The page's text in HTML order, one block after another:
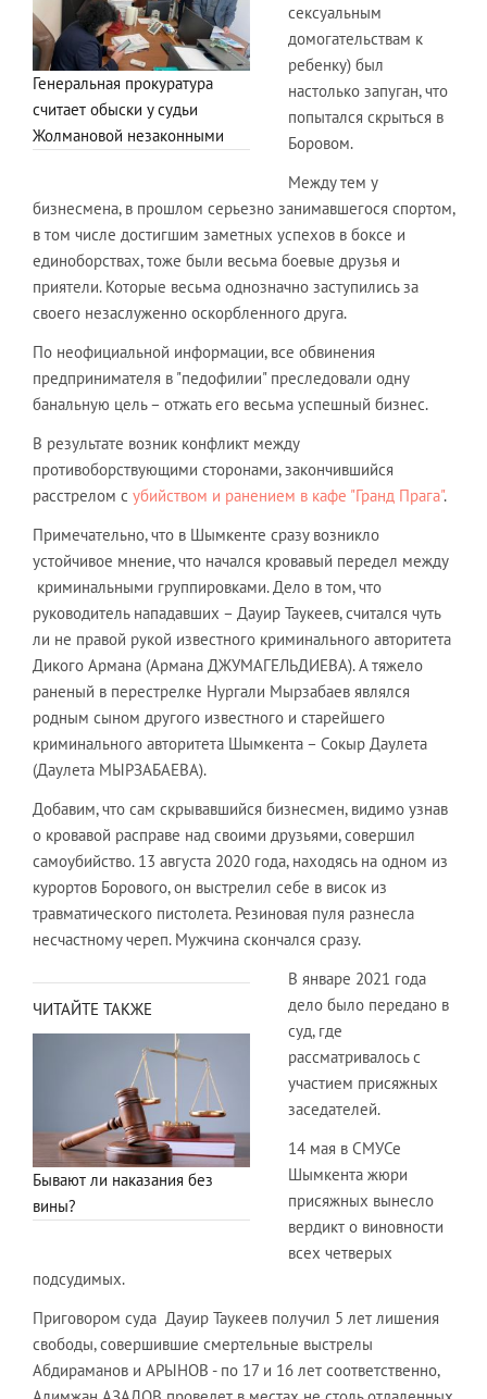
Генеральная прокуратура
считает обыски у судьи
Жолмановой незаконными
сексуальным
домогательствам к
ребенку) был
настолько запуган, что
попытался скрыться в
Боровом.
Между тем у
бизнесмена, в прошлом серьезно занимавшегося спортом,
в том числе достигшим заметных успехов в боксе и
единоборствах, тоже были весьма боевые друзья и
приятели. Которые весьма однозначно заступились за
своего незаслуженно оскорбленного друга.
По неофициальной информации, все обвинения
предпринимателя в "педофилии" преследовали одну
банальную цель – отжать его весьма успешный бизнес.
В результате возник конфликт между
противоборствующими сторонами, закончившийся
расстрелом с убийством и ранением в кафе "Гранд Прага".
Примечательно, что в Шымкенте сразу возникло
устойчивое мнение, что начался кровавый передел между
криминальными группировками. Дело в том, что
руководитель нападавших – Дауир Таукеев, считался чуть
ли не правой рукой известного криминального авторитета
Дикого Армана (Армана ДЖУМАГЕЛЬДИЕВА). А тяжело
раненый в перестрелке Нургали Мырзабаев являлся
родным сыном другого известного и старейшего
криминального авторитета Шымкента – Сокыр Даулета
(Даулета МЫРЗАБАЕВА).
Добавим, что сам скрывавшийся бизнесмен, видимо узнав
о кровавой расправе над своими друзьями, совершил
самоубийство. 13 августа 2020 года, находясь на одном из
курортов Борового, он выстрелил себе в висок из
травматического пистолета. Резиновая пуля разнесла
несчастному череп. Мужчина скончался сразу.
ЧИТАЙТЕ ТАКЖЕ
Бывают ли наказания без
вины?
В январе 2021 года
дело было передано в
суд, где
рассматривалось с
участием присяжных
заседателей.
14 мая в СМУСе
Шымкента жюри
присяжных вынесло
вердикт о виновности
всех четверых
подсудимых.
Приговором суда Дауир Таукеев получил 5 лет лишения
свободы, совершившие смертельные выстрелы
Абдираманов и АРЫНОВ - по 17 и 16 лет соответственно,